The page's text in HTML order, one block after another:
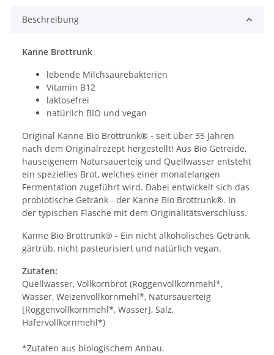
Beschreibung
Kanne Brottrunk
lebende Milchsäurebakterien
Vitamin B12
laktosefrei
natürlich BIO und vegan
Original Kanne Bio Brottrunk® - seit über 35 Jahren
nach dem Originalrezept hergestellt! Aus Bio Getreide,
hauseigenem Natursauerteig und Quellwasser entsteht
ein spezielles Brot, welches einer monatelangen
Fermentation zugeführt wird. Dabei entwickelt sich das
probiotische Getränk - der Kanne Bio Brottrunk®. In
der typischen Flasche mit dem Originalitätsverschluss.
Kanne Bio Brottrunk® - Ein nicht alkoholisches Getränk,
gärtrüb, nicht pasteurisiert und natürlich vegan.
Zutaten:
Quellwasser, Vollkornbrot (Roggenvollkornmehl*,
Wasser, Weizenvollkornmehl*, Natursauerteig
[Roggenvollkornmehl*, Wasser], Salz,
Hafervollkornmehl*)
*Zutaten aus biologischem Anbau.